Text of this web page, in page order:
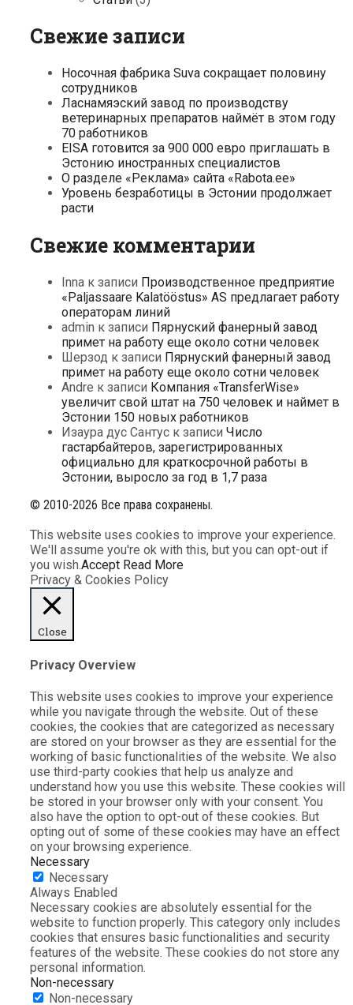
Свежие записи
Носочная фабрика Suva сокращает половину
сотрудников
Ласнамяэский завод по производству
ветеринарных препаратов наймёт в этом году
70 работников
EISA готовится за 900 000 евро приглашать в
Эстонию иностранных специалистов
О разделе «Реклама» сайта «Rabota.ee»
Уровень безработицы в Эстонии продолжает
расти
Свежие комментарии
Inna к записи Производственное предприятие
«Paljassaare Kalatööstus» AS предлагает работу
операторам линий
admin к записи Пярнуский фанерный завод
примет на работу еще около сотни человек
Шерзод к записи Пярнуский фанерный завод
примет на работу еще около сотни человек
Andre к записи Компания «TransferWise»
увеличит свой штат на 750 человек и наймет в
Эстонии 150 новых работников
Изаура дус Сантус к записи Число
гастарбайтеров, зарегистрированных
официально для краткосрочной работы в
Эстонии, выросло за год в 1,7 раза
© 2010-2026 Все права сохранены.
This website uses cookies to improve your experience.
We'll assume you're ok with this, but you can opt-out if
you wish.Accept Read More
Privacy & Cookies Policy
Close
Privacy Overview
This website uses cookies to improve your experience
while you navigate through the website. Out of these
cookies, the cookies that are categorized as necessary
are stored on your browser as they are essential for the
working of basic functionalities of the website. We also
use third-party cookies that help us analyze and
understand how you use this website. These cookies will
be stored in your browser only with your consent. You
also have the option to opt-out of these cookies. But
opting out of some of these cookies may have an effect
on your browsing experience.
Necessary
Necessary
Always Enabled
Necessary cookies are absolutely essential for the
website to function properly. This category only includes
cookies that ensures basic functionalities and security
features of the website. These cookies do not store any
personal information.
Non-necessary
Non-necessary